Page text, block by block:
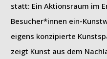
statt: Ein Aktionsraum im
Besucher*innen ein-
eigens konzipierte
zeigt Kunst aus dem